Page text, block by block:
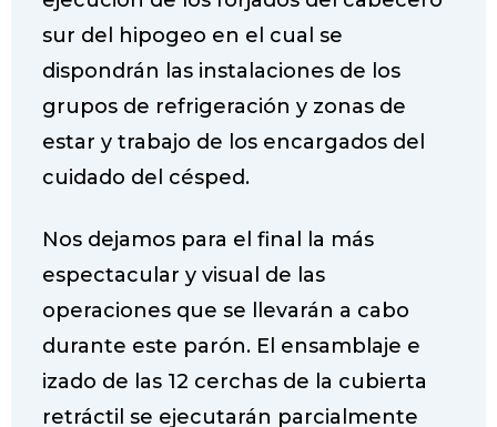
sur del hipogeo en el cual se
dispondrán las instalaciones de los
grupos de refrigeración y zonas de
estar y trabajo de los encargados del
cuidado del césped.
Nos dejamos para el final la más
espectacular y visual de las
operaciones que se llevarán a cabo
durante este parón. El ensamblaje e
izado de las 12 cerchas de la cubierta
retráctil se ejecutarán parcialmente